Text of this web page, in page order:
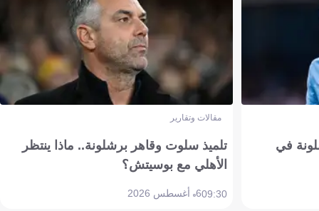
في
مقالات وتقارير
تلميذ سلوت وقاهر برشلونة.. ماذا ينتظر
الأهلي مع بوسيتش؟
09:306 أغسطس 2026